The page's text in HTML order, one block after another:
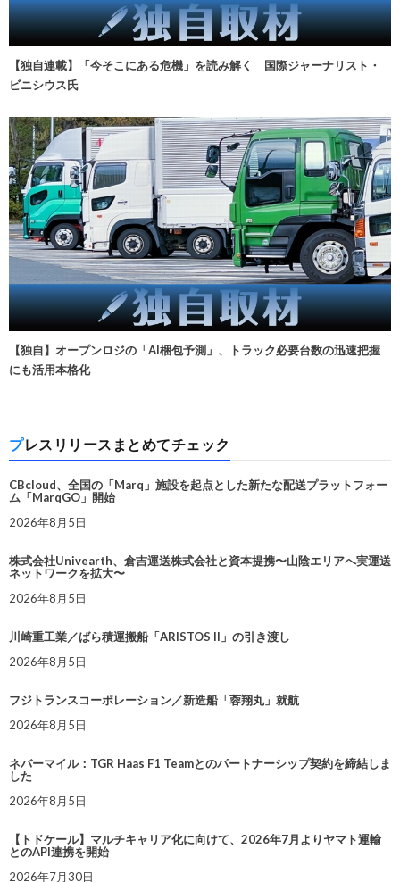
【独自連載】「今そこにある危機」を読み解く 国際ジャーナリスト・
ビニシウス氏
【独自】オープンロジの「AI梱包予測」、トラック必要台数の迅速把握
にも活用本格化
プレスリリースまとめてチェック
CBcloud、全国の「Marq」施設を起点とした新たな配送プラットフォー
ム「MarqGO」開始
2026年8月5日
株式会社Univearth、倉吉運送株式会社と資本提携〜山陰エリアへ実運送
ネットワークを拡大〜
2026年8月5日
川崎重工業／ばら積運搬船「ARISTOS II」の引き渡し
2026年8月5日
フジトランスコーポレーション／新造船「蓉翔丸」就航
2026年8月5日
ネバーマイル：TGR Haas F1 Teamとのパートナーシップ契約を締結しま
した
2026年8月5日
【トドケール】マルチキャリア化に向けて、2026年7月よりヤマト運輸
とのAPI連携を開始
2026年7月30日